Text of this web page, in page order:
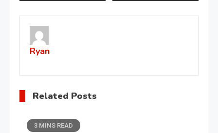
navigation
Ryan
Related Posts
3 MINS READ